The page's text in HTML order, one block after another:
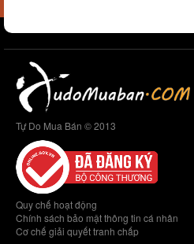
Tự Do Mua Bán © 2013
Quy chế hoạt động
Chính sách bảo mật thông tin cá nhân
Cơ chế giải quyết tranh chấp